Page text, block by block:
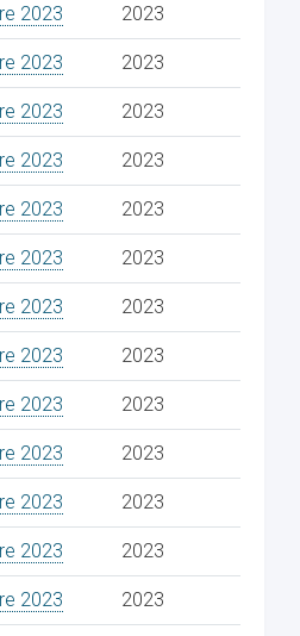
2023 2023
2023 2023
2023 2023
2023 2023
2023 2023
2023 2023
2023 2023
2023 2023
2023 2023
2023 2023
2023 2023
2023 2023
2023 2023